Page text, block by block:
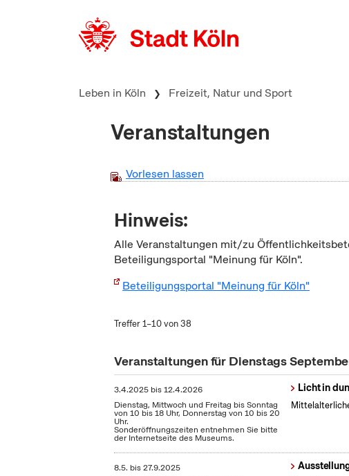
Leben in Köln Freizeit, Natur und Sport
Veranstaltungen
Vorlesen lassen
Hinweis:
Alle Veranstaltungen mit/zu
Beteiligungsportal "Meinung für Köln".
Beteiligungsportal "Meinung für Köln"
Treffer 1–10 von 38
Veranstaltungen für Dienstags
3.4.2025 bis12.4.2026
Dienstag, Mittwoch und Freitag bis Sonntag
von 10 bis 18 Uhr, Donnerstag von 10 bis 20
Uhr.
Sonderöffnungszeiten entnehmen Sie bitte
der Internetseite des Museums.
Licht in
8.5. bis27.9.2025